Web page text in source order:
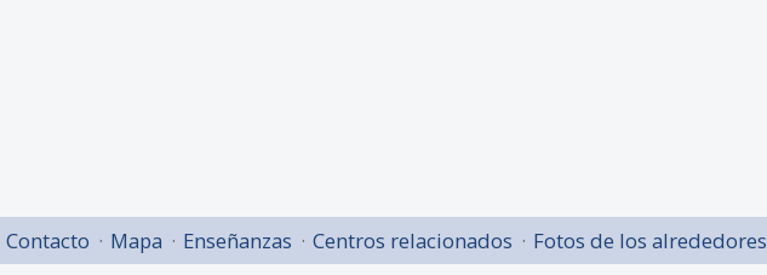
Contacto Mapa Enseñanzas Centros relacionados Fotos de los alrededores